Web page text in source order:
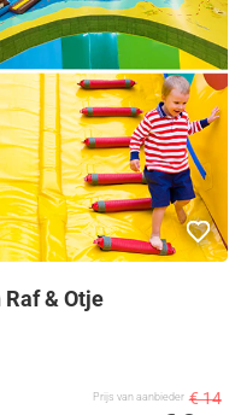
& Otje
Prijs van aanbieder € 14